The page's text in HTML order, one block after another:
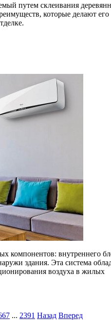
путем склеивания
которые делают его
компонентов: внутреннего
здания. Эта система
воздуха в жилых
... 2391 Назад Вперед